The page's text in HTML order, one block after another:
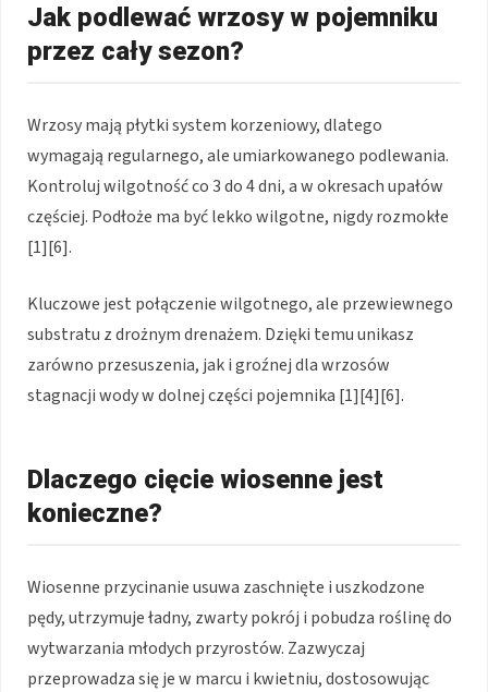
Jak podlewać wrzosy w pojemniku
przez cały sezon?
Wrzosy mają płytki system korzeniowy, dlatego
wymagają regularnego, ale umiarkowanego podlewania.
Kontroluj wilgotność co 3 do 4 dni, a w okresach upałów
częściej. Podłoże ma być lekko wilgotne, nigdy rozmokłe
[1][6].
Kluczowe jest połączenie wilgotnego, ale przewiewnego
substratu z drożnym drenażem. Dzięki temu unikasz
zarówno przesuszenia, jak i groźnej dla wrzosów
stagnacji wody w dolnej części pojemnika [1][4][6].
Dlaczego cięcie wiosenne jest
konieczne?
Wiosenne przycinanie usuwa zaschnięte i uszkodzone
pędy, utrzymuje ładny, zwarty pokrój i pobudza roślinę do
wytwarzania młodych przyrostów. Zazwyczaj
przeprowadza się je w marcu i kwietniu, dostosowując